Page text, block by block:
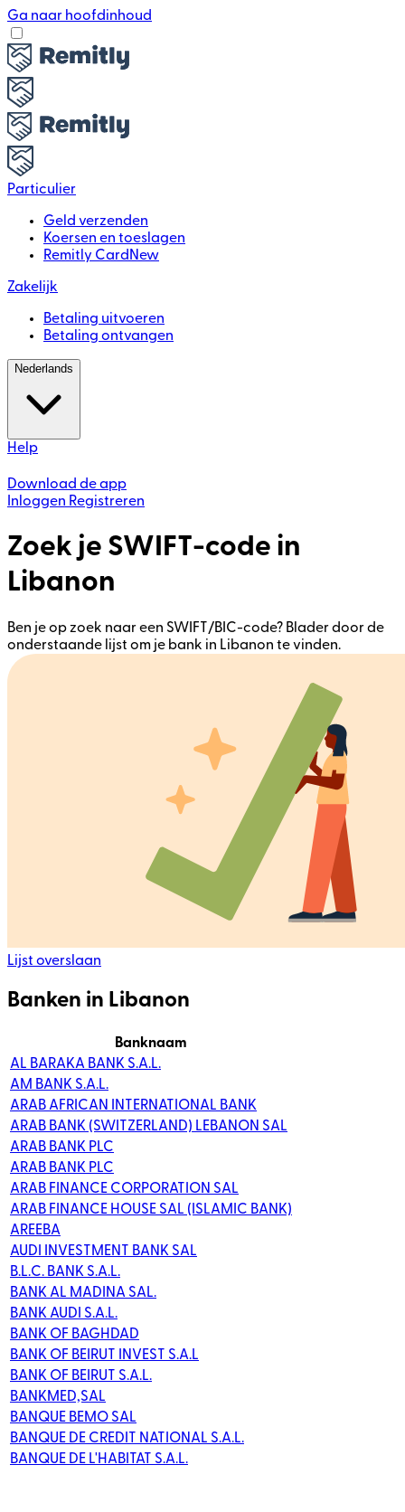
Ga naar hoofdinhoud
Particulier
Geld verzenden
Koersen en toeslagen
Remitly Card New
Zakelijk
Betaling uitvoeren
Betaling ontvangen
Nederlands
Help
Download de app
Inloggen Registreren
Zoek je SWIFT-code in
Libanon
Ben je op zoek naar een SWIFT/BIC-code? Blader door de
onderstaande lijst om je bank in Libanon te vinden.
Lijst overslaan
Banken in Libanon
Banknaam
AL BARAKA BANK S.A.L.
AM BANK S.A.L.
ARAB AFRICAN INTERNATIONAL BANK
ARAB BANK (SWITZERLAND) LEBANON SAL
ARAB BANK PLC
ARAB BANK PLC
ARAB FINANCE CORPORATION SAL
ARAB FINANCE HOUSE SAL (ISLAMIC BANK)
AREEBA
AUDI INVESTMENT BANK SAL
B.L.C. BANK S.A.L.
BANK AL MADINA SAL.
BANK AUDI S.A.L.
BANK OF BAGHDAD
BANK OF BEIRUT INVEST S.A.L
BANK OF BEIRUT S.A.L.
BANKMED,SAL
BANQUE BEMO SAL
BANQUE DE CREDIT NATIONAL S.A.L.
BANQUE DE L'HABITAT S.A.L.